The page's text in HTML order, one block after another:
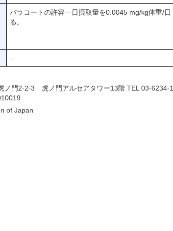
パラコートの許容一日摂取量を0.0045 mg/kg体重/
る。
-
門2-2-3 虎ノ門アルセアタワー13階 TEL 03-6234-
of Japan